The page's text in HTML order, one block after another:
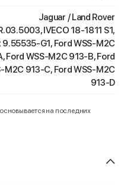
Jaguar / Land Rover
IVECO 18-1811 S1,
9.55535-G1, Ford WSS-M2C
Ford WSS-M2C 913-B, Ford
M2C 913-C, Ford WSS-M2C
913-D
на последних